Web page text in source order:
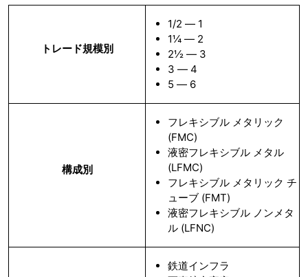
トレード規模別
1/2 ― 1
1¼ ― 2
2½ ― 3
3 ― 4
5 ― 6
構成別
フレキシブル メタリック
(FMC)
液密フレキシブル メタル
(LFMC)
フレキシブル メタリック チ
ューブ (FMT)
液密フレキシブル ノンメタ
ル (LFNC)
鉄道インフラ